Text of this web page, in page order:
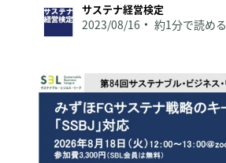
サステナ経営検定
2023/08/16 約1分で読める